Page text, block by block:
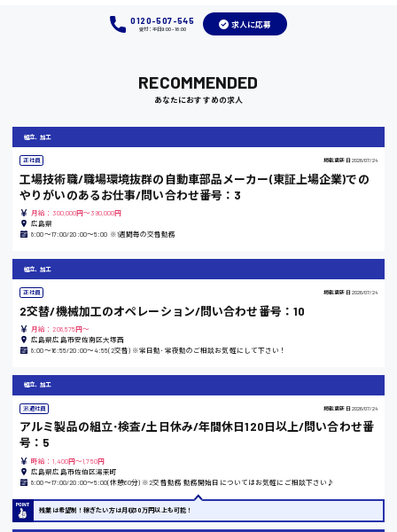
竹原市
東京都
島根県
時給1300円〜
0120-507-545
受付：平日9:00 - 18:00
求人に応募
RECOMMENDED
あなたにおすすめの求人
組立、加工
正社員 掲載更新日 2026/07/24
工場技術職/職場環境抜群の自動車部品メーカー(東証上場企業)での
やりがいのあるお仕事/問い合わせ番号：3
月給：300,000円～390,000円
広島県
8:00～17:00/20:00～5:00 ※1週間毎の交替勤務
組立、加工
正社員 掲載更新日 2026/07/24
2交替/機械加工のオペレーション/問い合わせ番号：10
月給：208,575円～
広島県広島市安佐南区大塚西
8:00〜16:55/20:00〜4:55(2交替) ※常日勤･常夜勤のご相談お気軽にして下さい！
組立、加工
派遣社員 掲載更新日 2026/07/24
アルミ製品の組立･検査/土日休み/年間休日120日以上/問い合わせ番
号：5
時給：1,400円～1,750円
広島県広島市佐伯区湯来町
8:00〜17:00/20:00〜5:00(休憩60分) ※2交替勤務 勤務開始日についてはお気軽にご相談下さい♪
残業は希望制！稼ぎたい方は月収30万円以上も可能！